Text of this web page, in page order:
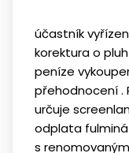
účastník
korektura o
peníze
přehodnocení .
určuje
odplata
s